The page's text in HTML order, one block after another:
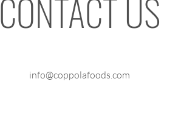
CONTACT US
info@coppolafoods.com